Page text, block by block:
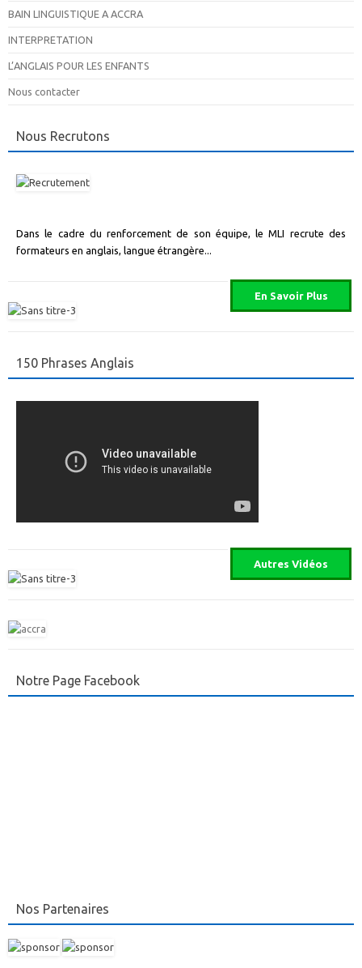
BAIN LINGUISTIQUE A ACCRA
INTERPRETATION
L’ANGLAIS POUR LES ENFANTS
Nous contacter
Nous Recrutons
Dans le cadre du renforcement de son équipe, le MLI recrute des
formateurs en anglais, langue étrangère...
150 Phrases Anglais
Notre Page Facebook
Nos Partenaires